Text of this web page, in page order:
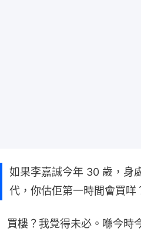
如果李嘉誠今年 30 歲，身
代，你估佢第一時間會買咩
買樓？我覺得未必。喺今時